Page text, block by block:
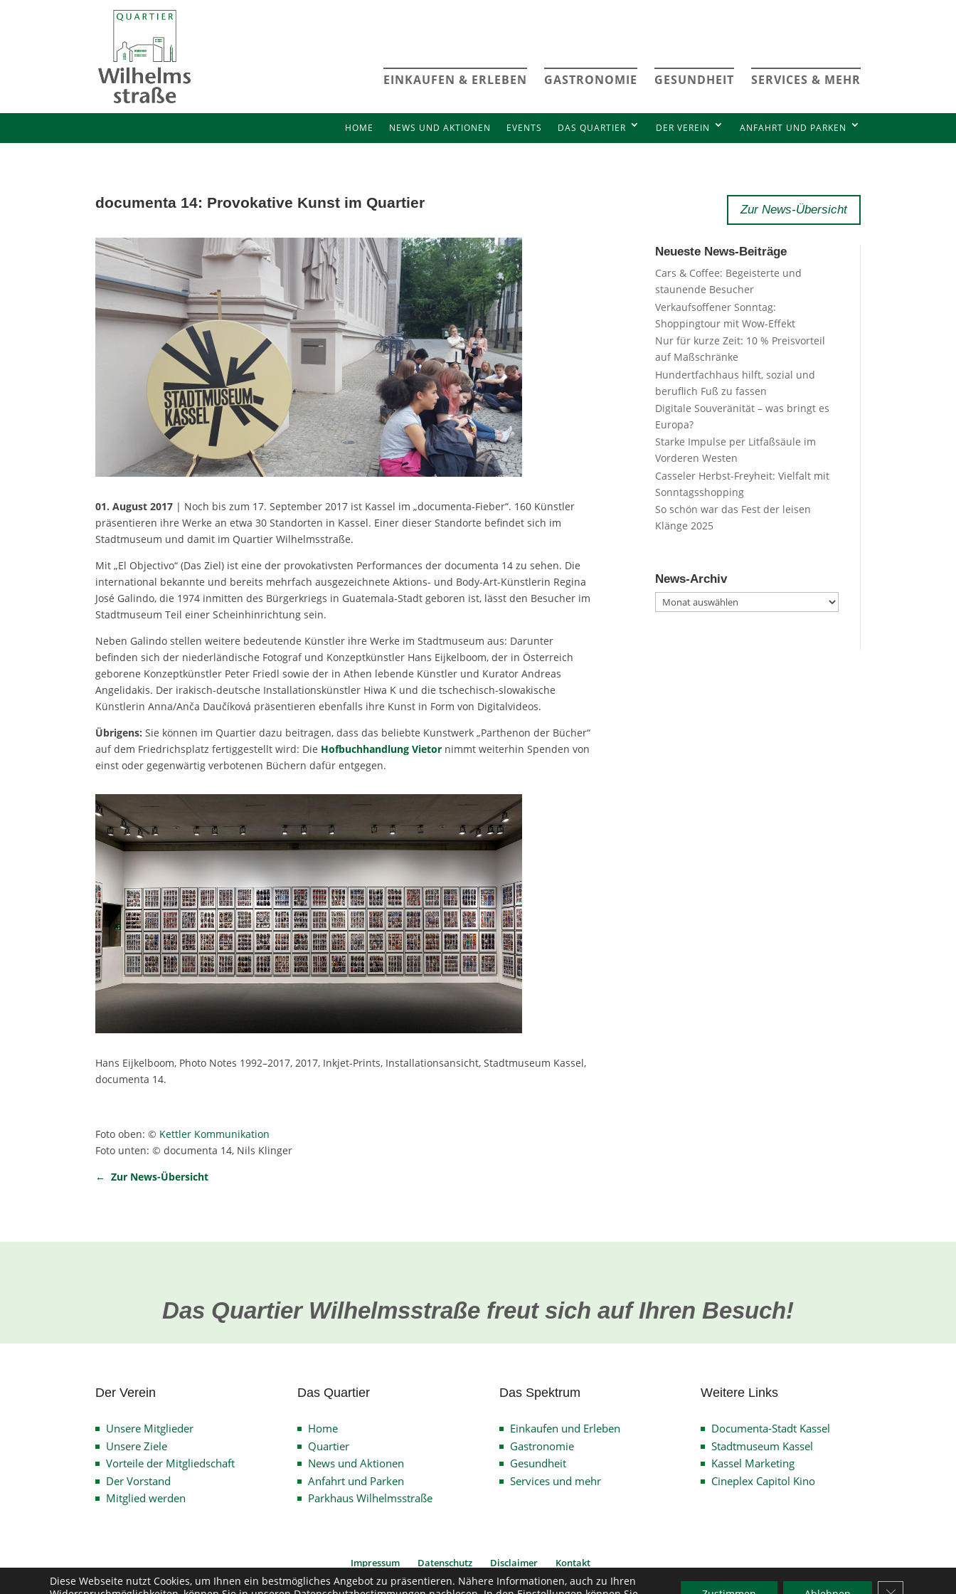
EINKAUFEN & ERLEBEN GASTRONOMIE GESUNDHEIT SERVICES & MEHR
HOME NEWS UND AKTIONEN EVENTS DAS QUARTIER DER VEREIN ANFAHRT UND PARKEN
documenta 14: Provokative Kunst im Quartier
01. August 2017 | Noch bis zum 17. September 2017 ist Kassel im „documenta-Fieber“. 160 Künstler
präsentieren ihre Werke an etwa 30 Standorten in Kassel. Einer dieser Standorte befindet sich im
Stadtmuseum und damit im Quartier Wilhelmsstraße.
Mit „El Objectivo“ (Das Ziel) ist eine der provokativsten Performances der documenta 14 zu sehen. Die
international bekannte und bereits mehrfach ausgezeichnete Aktions- und Body-Art-Künstlerin Regina
José Galindo, die 1974 inmitten des Bürgerkriegs in Guatemala-Stadt geboren ist, lässt den Besucher im
Stadtmuseum Teil einer Scheinhinrichtung sein.
Neben Galindo stellen weitere bedeutende Künstler ihre Werke im Stadtmuseum aus: Darunter
befinden sich der niederländische Fotograf und Konzeptkünstler Hans Eijkelboom, der in Österreich
geborene Konzeptkünstler Peter Friedl sowie der in Athen lebende Künstler und Kurator Andreas
Angelidakis. Der irakisch-deutsche Installationskünstler Hiwa K und die tschechisch-slowakische
Künstlerin Anna/Anča Daučíková präsentieren ebenfalls ihre Kunst in Form von Digitalvideos.
Übrigens: Sie können im Quartier dazu beitragen, dass das beliebte Kunstwerk „Parthenon der Bücher“
auf dem Friedrichsplatz fertiggestellt wird: Die Hofbuchhandlung Vietor nimmt weiterhin Spenden von
einst oder gegenwärtig verbotenen Büchern dafür entgegen.
Hans Eijkelboom, Photo Notes 1992–2017, 2017, Inkjet-Prints, Installationsansicht, Stadtmuseum Kassel,
documenta 14.
Zur News-Übersicht
Neueste News-Beiträge
Cars & Coffee: Begeisterte und
staunende Besucher
Verkaufsoffener Sonntag:
Shoppingtour mit Wow-Effekt
Nur für kurze Zeit: 10 % Preisvorteil
auf Maßschränke
Hundertfachhaus hilft, sozial und
beruflich Fuß zu fassen
Digitale Souveränität – was bringt es
Europa?
Starke Impulse per Litfaßsäule im
Vorderen Westen
Casseler Herbst-Freyheit: Vielfalt mit
Sonntagsshopping
So schön war das Fest der leisen
Klänge 2025
News-Archiv
News-
Archiv
Foto oben: © Kettler Kommunikation
Foto unten: © documenta 14, Nils Klinger
← Zur News-Übersicht
Das Quartier Wilhelmsstraße freut sich auf Ihren Besuch!
Der Verein
Unsere Mitglieder
Unsere Ziele
Vorteile der Mitgliedschaft
Der Vorstand
Mitglied werden
Das Quartier
Home
Quartier
News und Aktionen
Anfahrt und Parken
Parkhaus Wilhelmsstraße
Das Spektrum
Einkaufen und Erleben
Gastronomie
Gesundheit
Services und mehr
Weitere Links
Documenta-Stadt Kassel
Stadtmuseum Kassel
Kassel Marketing
Cineplex Capitol Kino
Impressum Datenschutz Disclaimer Kontakt
Diese Webseite nutzt Cookies, um Ihnen ein bestmögliches Angebot zu präsentieren. Nähere Informationen, auch zu Ihren
GDPR